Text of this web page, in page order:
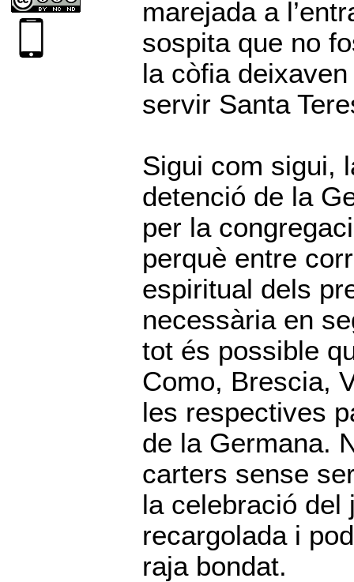
marejada a
sospita que no
la còfia
servir Santa
Sigui com sigui,
detenció de la
per la
perquè entre
espiritual dels
necessària en
tot és possible
Como, Brescia,
les respectives
de la Germana.
carters sense
la celebració del
recargolada i
raja bondat.